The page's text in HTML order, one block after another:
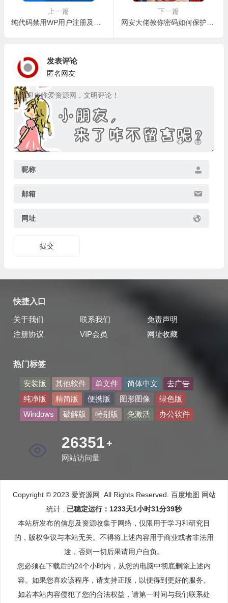
上一篇
下一篇
发表评论
匿名网友
昵称
邮箱
网址
提交
快捷入口
关于我们 联系我们
免责声明
注册协议
VIP会员 网址收藏
热门标签
安装版 其他软件 单文件 简体中文
去广告
纯净版
精简版 便携版 图形图像
绿色版
Windows
破解版 特别版 免激活 办公软件
32703 +
网站访问量
Copyright © 2023 爱资源网 All Rights Reserved. 百度地图 网站
统计
已稳定运行：1233天1小时31分40秒
本站所发布的信息及资源收集于网络，仅限用于学习和研究目
的，版权争议与本站无关。不得将上述内容用于商业或者非法用
途，否则一切后果请用户自负。
您必须在下载后的24个小时内，从您的电脑中彻底删除上述内
容。如果您喜欢该程序，请支持正版，以便得到更好的服务。
如若本站内容侵犯了您的合法权益，请第一时间与我们联系处